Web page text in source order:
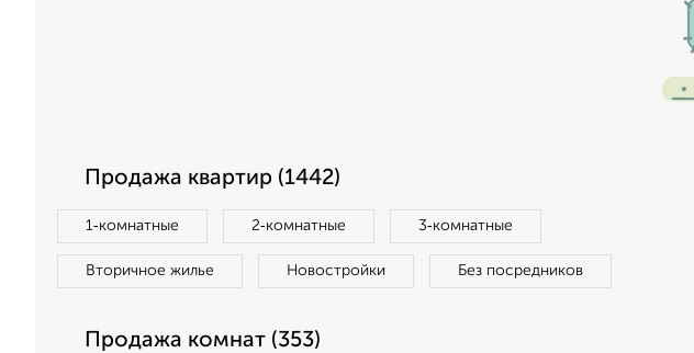
Продажа квартир (1442)
1‑комнатные 2‑комнатные 3‑комнатные
Вторичное жилье Новостройки Без посредников
Продажа комнат (353)